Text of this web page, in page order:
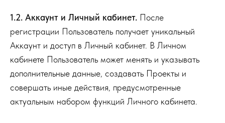
1.2. Аккаунт и Личный кабинет. После
регистрации Пользователь получает уникальный
Аккаунт и доступ в Личный кабинет. В Личном
кабинете Пользователь может менять и указывать
дополнительные данные, создавать Проекты и
совершать иные действия, предусмотренные
актуальным набором функций Личного кабинета.